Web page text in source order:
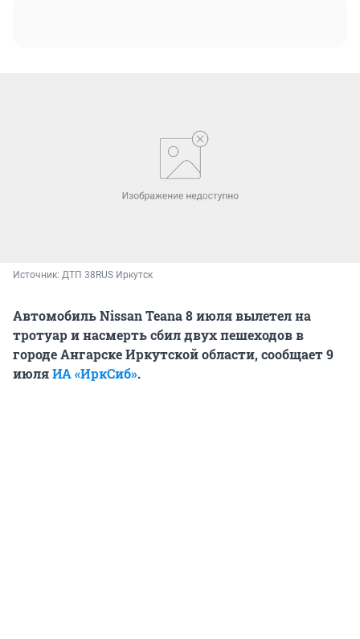
Источник: ДТП 38RUS Иркутск
Автомобиль Nissan Teana 8 июля вылетел на
тротуар и насмерть сбил двух пешеходов в
городе Ангарске Иркутской области, сообщает 9
июляИА «ИркСиб».